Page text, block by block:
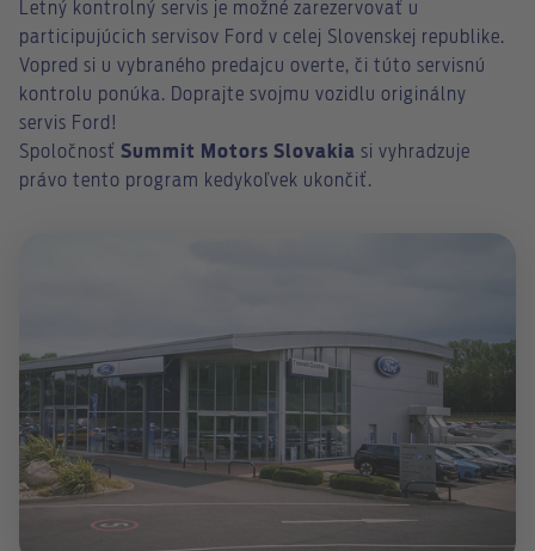
Letný kontrolný servis je možné zarezervovať u
participujúcich servisov Ford v celej Slovenskej republike.
Vopred si u vybraného predajcu overte, či túto servisnú
kontrolu ponúka. Doprajte svojmu vozidlu originálny
servis Ford!
Spoločnosť Summit Motors Slovakia si vyhradzuje
právo tento program kedykoľvek ukončiť.